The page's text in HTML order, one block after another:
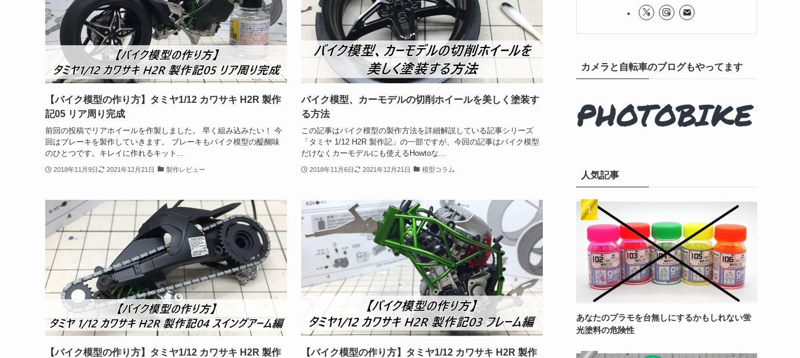
【バイク模型の作り方】タミヤ1/12 カワサキ H2R 製作
記05 リア周り完成
前回の投稿でリアホイールを作製しました。 早く組み込みたい！ 今
回はブレーキを製作していきます。 ブレーキもバイク模型の醍醐味
のひとつです。キレイに作れるキット...
2018年11月9日 2021年12月21日 製作レビュー
バイク模型、カーモデルの切削ホイールを美しく塗装す
る方法
この記事はバイク模型の製作方法を詳細解説している記事シリーズ
「タミヤ 1/12 H2R 製作記」の一部ですが、今回の記事はバイク模型
だけなくカーモデルにも使えるHowtoな...
2018年11月6日 2021年12月21日 模型コラム
【バイク模型の作り方】タミヤ1/12 カワサキ H2R 製作
【バイク模型の作り方】タミヤ1/12 カワサキ H2R 製作
カメラと自転車のブログもやってます
人気記事
あなたのプラモを台無しにするかもしれない蛍
光塗料の危険性